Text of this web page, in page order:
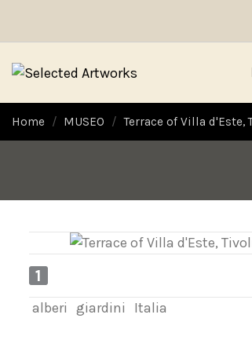
Home MUSEO Terrace of Villa d'Este,
1
alberi giardini Italia